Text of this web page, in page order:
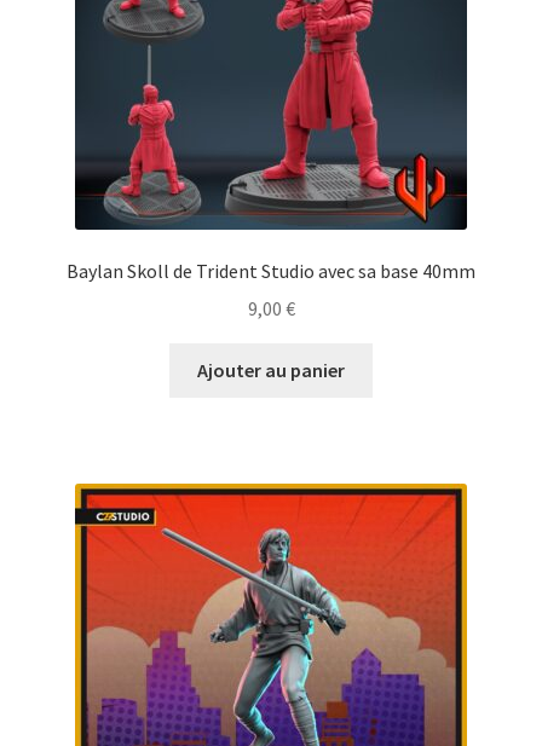
Baylan Skoll de Trident Studio avec sa base 40mm
9,00 €
Ajouter au panier